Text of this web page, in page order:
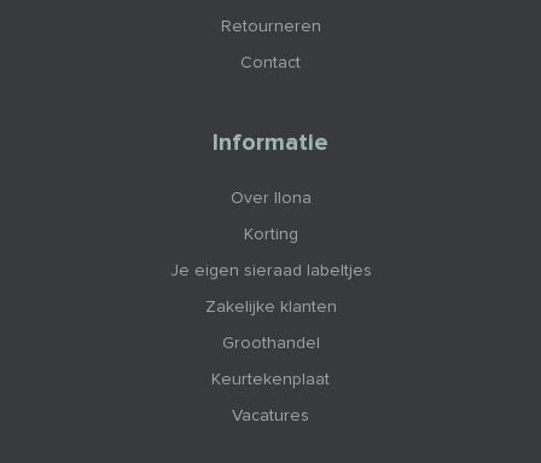
Retourneren
Contact
Informatie
Over Ilona
Korting
Je eigen sieraad labeltjes
Zakelijke klanten
Groothandel
Keurtekenplaat
Vacatures